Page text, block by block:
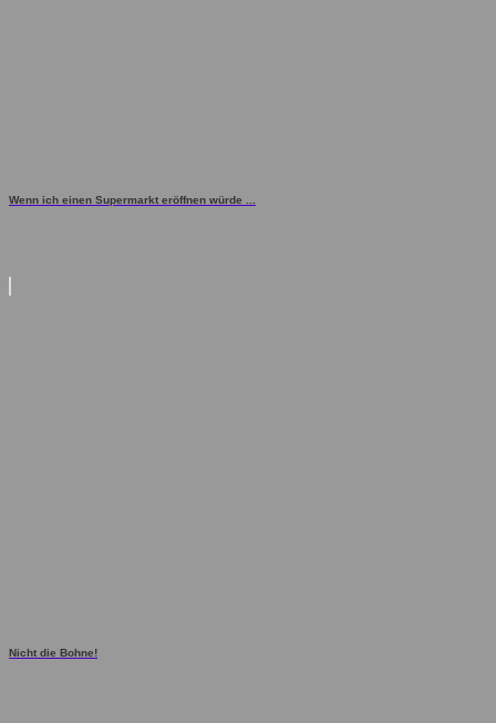
Wenn ich einen Supermarkt eröffnen würde ...
Nicht die Bohne!